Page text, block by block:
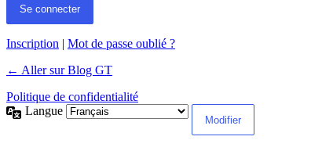
Inscription | Mot de passe oublié ?
← Aller sur Blog GT
Politique de confidentialité
Langue